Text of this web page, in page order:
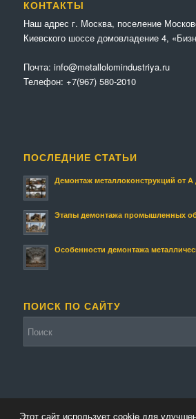
КОНТАКТЫ
Наш адрес г. Москва, поселение
Киевского шоссе домовладение 4,
Почта: info@metallolomindustriya.ru
Телефон: +7(967) 580-2010
ПОСЛЕДНИЕ СТАТЬИ
Демонтаж металлоконструкций от А
Этапы демонтажа промышленных
Особенности демонтажа
ПОИСК ПО САЙТУ
Этот сайт использует cookie для